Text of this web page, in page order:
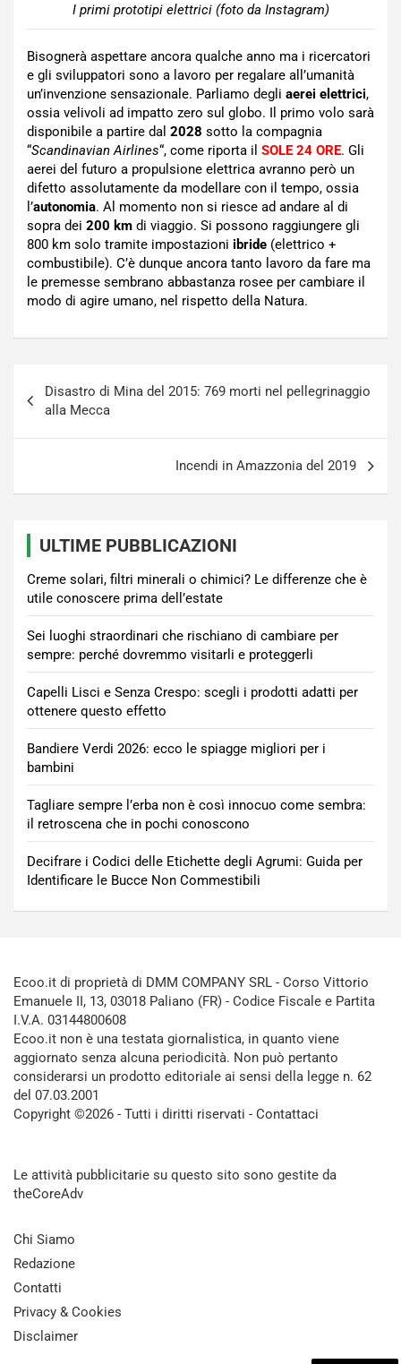
I primi prototipi elettrici (foto da Instagram)
Bisognerà aspettare ancora qualche anno ma i ricercatori
e gli sviluppatori sono a lavoro per regalare all’umanità
un’invenzione sensazionale. Parliamo degli aerei elettrici,
ossia velivoli ad impatto zero sul globo. Il primo volo sarà
disponibile a partire dal 2028 sotto la compagnia
“Scandinavian Airlines“, come riporta il SOLE 24 ORE. Gli
aerei del futuro a propulsione elettrica avranno però un
difetto assolutamente da modellare con il tempo, ossia
l’autonomia. Al momento non si riesce ad andare al di
sopra dei 200 km di viaggio. Si possono raggiungere gli
800 km solo tramite impostazioni ibride (elettrico +
combustibile). C’è dunque ancora tanto lavoro da fare ma
le premesse sembrano abbastanza rosee per cambiare il
modo di agire umano, nel rispetto della Natura.
articoli
Disastro di Mina del 2015: 769 morti nel pellegrinaggio
alla Mecca
Incendi in Amazzonia del 2019
ULTIME PUBBLICAZIONI
Creme solari, filtri minerali o chimici? Le differenze che è
utile conoscere prima dell’estate
Sei luoghi straordinari che rischiano di cambiare per
sempre: perché dovremmo visitarli e proteggerli
Capelli Lisci e Senza Crespo: scegli i prodotti adatti per
ottenere questo effetto
Bandiere Verdi 2026: ecco le spiagge migliori per i
bambini
Tagliare sempre l’erba non è così innocuo come sembra:
il retroscena che in pochi conoscono
Decifrare i Codici delle Etichette degli Agrumi: Guida per
Identificare le Bucce Non Commestibili
Ecoo.it di proprietà di DMM COMPANY SRL - Corso Vittorio
Emanuele II, 13, 03018 Paliano (FR) - Codice Fiscale e Partita
I.V.A. 03144800608
Ecoo.it non è una testata giornalistica, in quanto viene
aggiornato senza alcuna periodicità. Non può pertanto
considerarsi un prodotto editoriale ai sensi della legge n. 62
del 07.03.2001
Copyright ©2026 - Tutti i diritti riservati - Contattaci
Le attività pubblicitarie su questo sito sono gestite da
theCoreAdv
Chi Siamo
Redazione
Contatti
Privacy & Cookies
Disclaimer